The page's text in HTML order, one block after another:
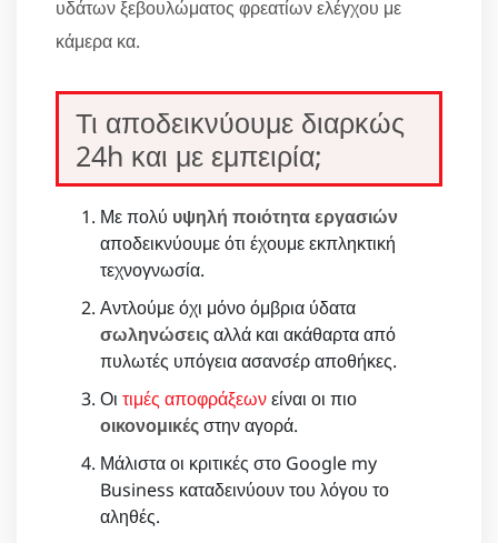
υδάτων ξεβουλώματος φρεατίων ελέγχου με
κάμερα κα.
Τι αποδεικνύουμε διαρκώς
24h και με εμπειρία;
Με πολύ υψηλή ποιότητα εργασιών
αποδεικνύουμε ότι έχουμε εκπληκτική
τεχνογνωσία.
Αντλούμε όχι μόνο όμβρια ύδατα
σωληνώσειςαλλά και ακάθαρτα από
πυλωτές υπόγεια ασανσέρ αποθήκες.
Οι τιμές αποφράξεωνείναι οι πιο
οικονομικέςστην αγορά.
Μάλιστα οι κριτικές στο Google my
Business καταδεινύουν του λόγου το
αληθές.